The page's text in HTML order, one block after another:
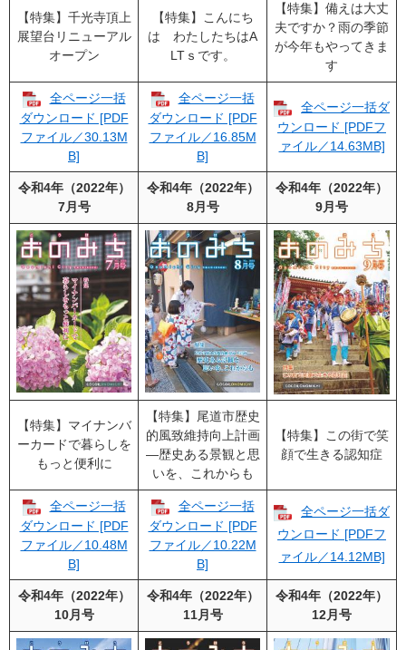
【特集】千光寺頂上
展望台リニューアル
オープン
【特集】こんにち
は わたしたちはA
LTｓです。
【特集】備えは大丈
夫ですか？雨の季節
が今年もやってきま
す
全ページ一括
ダウンロード [PDF
ファイル／30.13M
B]
全ページ一括
ダウンロード [PDF
ファイル／16.85M
B]
全ページ一括ダ
ウンロード [PDFフ
ァイル／14.63MB]
令和4年（2022年）
7月号
令和4年（2022年）
8月号
令和4年（2022年）
9月号
【特集】マイナンバ
ーカードで暮らしを
もっと便利に
【特集】尾道市歴史
的風致維持向上計画
―歴史ある景観と思
いを、これからも
【特集】この街で笑
顔で生きる認知症
全ページ一括
ダウンロード [PDF
ファイル／10.48M
B]
全ページ一括
ダウンロード [PDF
ファイル／10.22M
B]
全ページ一括ダ
ウンロード [PDFフ
ァイル／14.12MB]
令和4年（2022年）
10月号
令和4年（2022年）
11月号
令和4年（2022年）
12月号